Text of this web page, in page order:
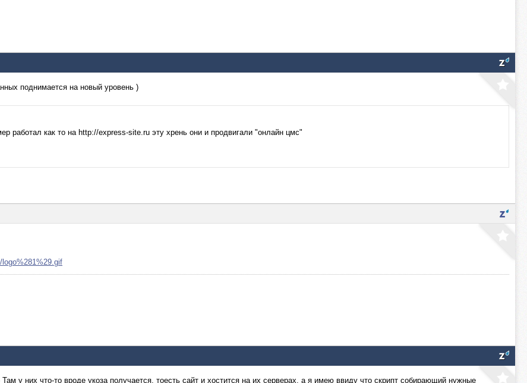
поднимается на новый уровень )
работал как то на http://express-site.ru эту хрень они и продвигали "онлайн цмс"
у них что-то вроде укоза получается, тоесть сайт и хостится на их серверах, а я имею ввиду что скрипт собирающий нужные